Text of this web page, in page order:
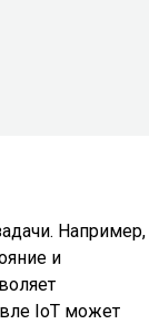
Например,
и
IoT может